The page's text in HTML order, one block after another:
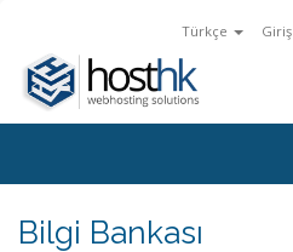
Türkçe Giriş
Bilgi Bankası